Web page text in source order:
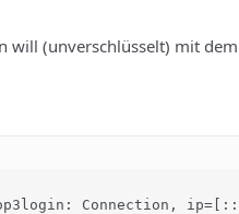
will (unverschlüsselt) mit
Connection,